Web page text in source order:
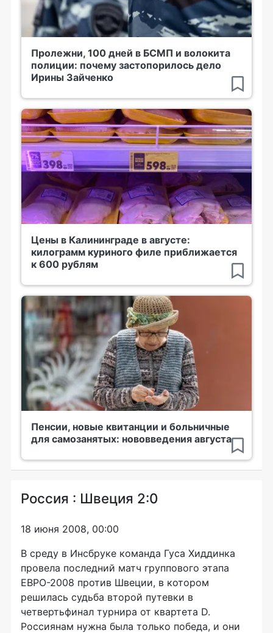
Пролежни, 100 дней в БСМП и волокита
полиции: почему застопорилось дело
Ирины Зайченко
Цены в Калининграде в августе:
килограмм куриного филе приближается
к 600 рублям
Пенсии, новые квитанции и больничные
для самозанятых: нововведения августа
Россия : Швеция 2:0
18 июня 2008, 00:00
В среду в Инсбруке команда Гуса Хиддинка
провела последний матч группового этапа
ЕВРО-2008 против Швеции, в котором
решилась судьба второй путевки в
четвертьфинал турнира от квартета D.
Россиянам нужна была только победа, и они